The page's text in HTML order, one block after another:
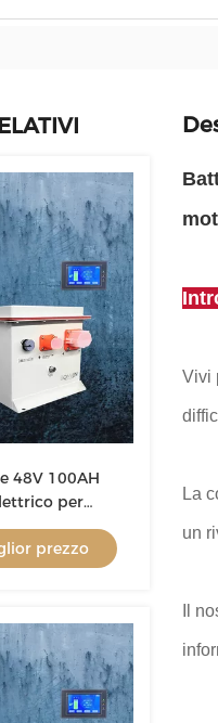
48V 100AH
per
di ricarica
imbarcazioni
prezzo
Vivi
La
un
Il